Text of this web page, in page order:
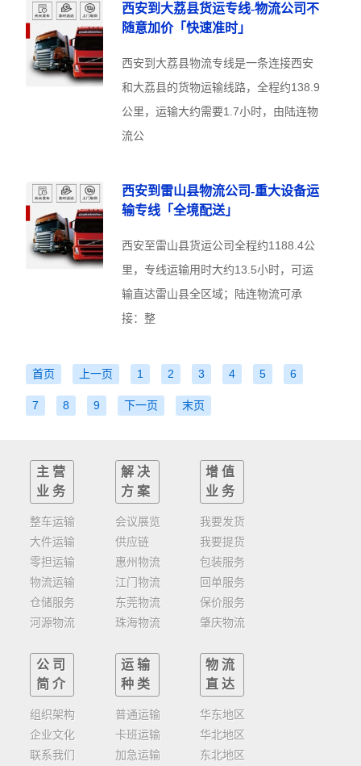
西安到大荔县货运专线-物流公司不
随意加价「快速准时」
西安到大荔县物流专线是一条连接西安
和大荔县的货物运输线路，全程约138.9
公里，运输大约需要1.7小时，由陆连物
流公
西安到雷山县物流公司-重大设备运
输专线「全境配送」
西安至雷山县货运公司全程约1188.4公
里，专线运输用时大约13.5小时，可运
输直达雷山县全区域；陆连物流可承
接：整
首页 上一页 1 2 3 4 5 6
7 8 9 下一页 末页
主营
业务
整车运输
大件运输
零担运输
物流运输
仓储服务
河源物流
解决
方案
会议展览
供应链
惠州物流
江门物流
东莞物流
珠海物流
增值
业务
我要发货
我要提货
包装服务
回单服务
保价服务
肇庆物流
公司
简介
组织架构
企业文化
联系我们
运输
种类
普通运输
卡班运输
加急运输
物流
直达
华东地区
华北地区
东北地区